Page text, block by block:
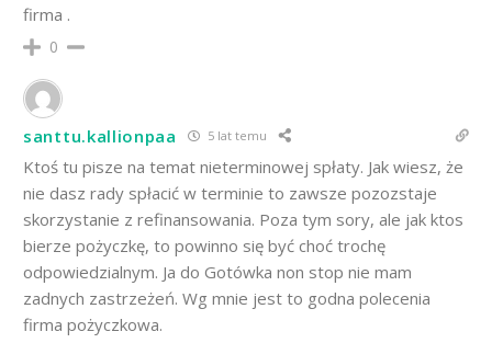
firma .
0
santtu.kallionpaa 5 lat temu
Ktoś tu pisze na temat nieterminowej spłaty. Jak wiesz, że
nie dasz rady spłacić w terminie to zawsze pozozstaje
skorzystanie z refinansowania. Poza tym sory, ale jak ktos
bierze pożyczkę, to powinno się być choć trochę
odpowiedzialnym. Ja do Gotówka non stop nie mam
zadnych zastrzeżeń. Wg mnie jest to godna polecenia
firma pożyczkowa.